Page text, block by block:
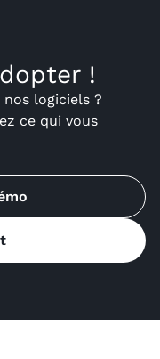
!
logiciels ?
ce qui vous